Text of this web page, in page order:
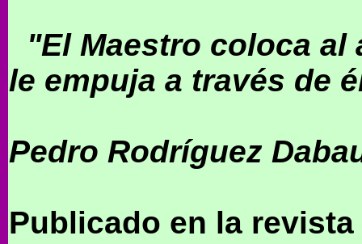
"El Maestro coloca
le empuja a través de
Pedro Rodríguez
Publicado en la